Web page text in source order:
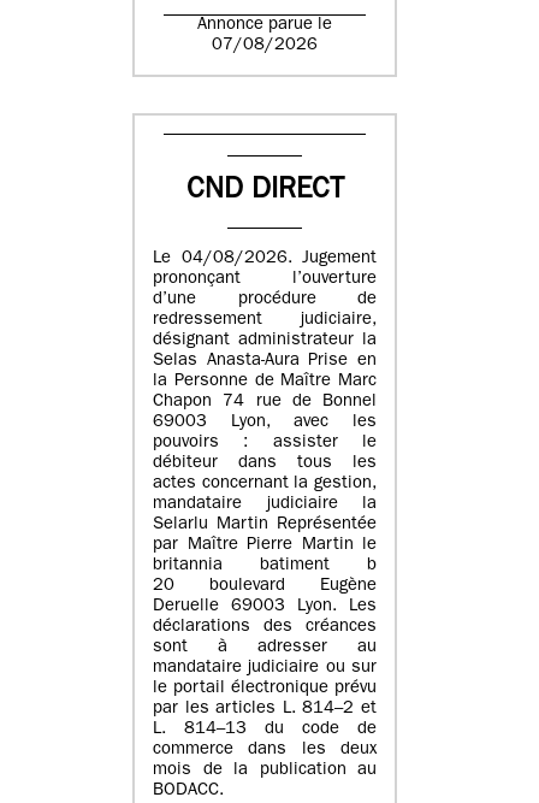
Annonce parue le
07/08/2026
CND DIRECT
Le 04/08/2026. Jugement
prononçant l’ouverture
d’une procédure de
redressement judiciaire,
désignant administrateur la
Selas Anasta-Aura Prise en
la Personne de Maître Marc
Chapon 74 rue de Bonnel
69003 Lyon, avec les
pouvoirs : assister le
débiteur dans tous les
actes concernant la gestion,
mandataire judiciaire la
Selarlu Martin Représentée
par Maître Pierre Martin le
britannia batiment b
20 boulevard Eugène
Deruelle 69003 Lyon. Les
déclarations des créances
sont à adresser au
mandataire judiciaire ou sur
le portail électronique prévu
par les articles L. 814–2 et
L. 814–13 du code de
commerce dans les deux
mois de la publication au
BODACC.